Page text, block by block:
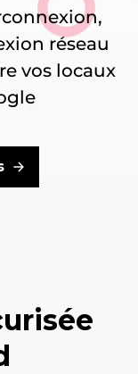
réseau
vos locaux